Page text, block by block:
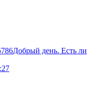
Добрый день. Есть ли